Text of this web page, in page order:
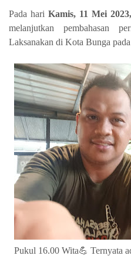
Pada hari Kamis, 11 Mei 2023,
melanjutkan pembahasan
Laksanakan di Kota Bunga
Pukul 16.00 Wita💪 Ternyata